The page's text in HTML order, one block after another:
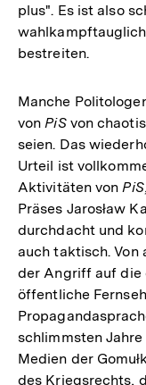
plus". Es ist also
bestreiten.
Manche
vonPiSvon
seien. Das
Urteil ist
Aktivitäten vonPiS
Präses Jarosław
durchdacht und
auch taktisch.
der Angriff auf die
öffentliche
schlimmsten
Medien der
des Kriegsrechts,